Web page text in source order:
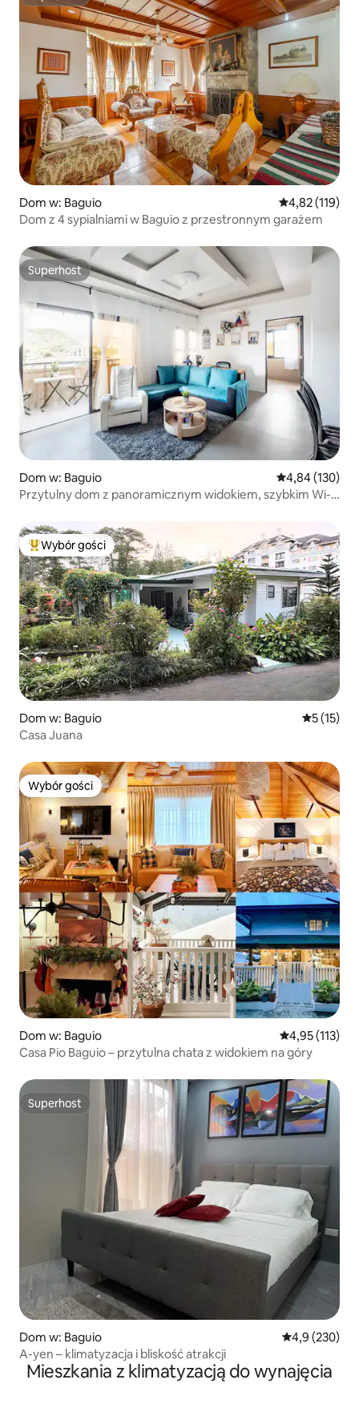
Dom w: Baguio Średnia
4,82 (119)
Dom z 4 sypialniami w Baguio z przestronnym garażem
Superhost
Superhost
Dom w: Baguio Średnia
4,84 (130)
Przytulny dom z panoramicznym widokiem, szybkim Wi-
Najpopularniejsze z kategorii Wybór gości
Wybór gości
Dom w: Baguio Średnia
5 (15)
Casa Juana
Wybór gości
Wybór gości
Dom w: Baguio Średnia
4,95 (113)
Casa Pio Baguio – przytulna chata z widokiem na góry
Superhost
Superhost
Dom w: Baguio Średnia
4,9 (230)
A-yen – klimatyzacja i bliskość atrakcji
Mieszkania z klimatyzacją do wynajęcia